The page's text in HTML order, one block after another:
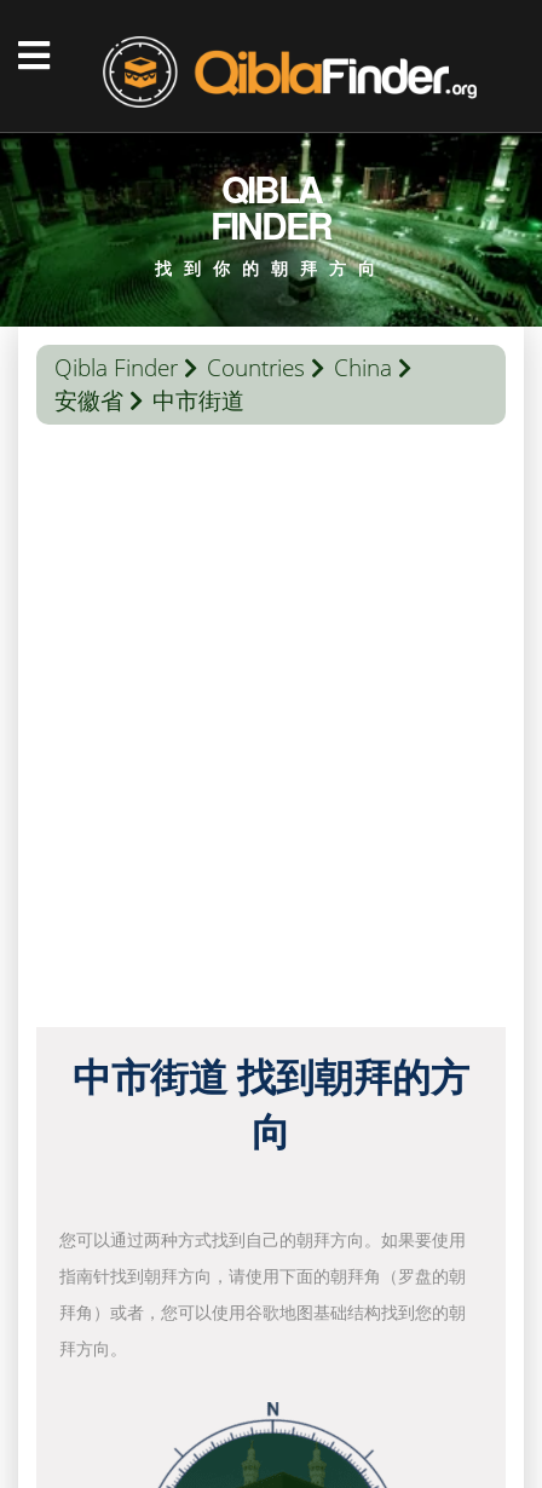
QIBLA
FINDER
找到你的朝拜方向
Qibla Finder Countries
China
安徽省
中市街道
中市街道 找到朝拜的方
向
您可以通过两种方式找到自己的朝拜方向。如果要使用
指南针找到朝拜方向，请使用下面的朝拜角（罗盘的朝
拜角）或者，您可以使用谷歌地图基础结构找到您的朝
拜方向。